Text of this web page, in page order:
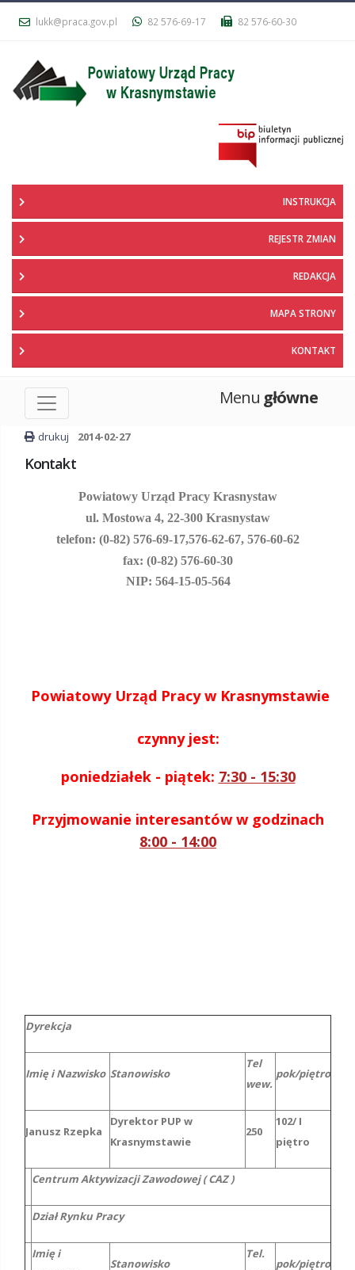
lukk@praca.gov.pl 82 576-69-17 82 576-60-30
INSTRUKCJA
REJESTR ZMIAN
REDAKCJA
MAPA STRONY
KONTAKT
Menu główne
drukuj 2014-02-27
Kontakt
Powiatowy Urząd Pracy Krasnystaw
ul. Mostowa 4, 22-300 Krasnystaw
telefon: (0-82) 576-69-17,576-62-67, 576-60-62
fax: (0-82) 576-60-30
NIP: 564-15-05-564
Powiatowy Urząd Pracy w Krasnymstawie
czynny jest:
poniedziałek - piątek: 7:30 - 15:30
Przyjmowanie interesantów w godzinach
8:00 - 14:00
Dyrekcja
Imię i Nazwisko Stanowisko
Tel
wew.
pok/piętro
Janusz Rzepka
Dyrektor PUP w
Krasnymstawie
250
102/ I
piętro
Centrum Aktywizacji Zawodowej ( CAZ )
Dział Rynku Pracy
Imię i
Stanowisko
Tel.
pok/piętro